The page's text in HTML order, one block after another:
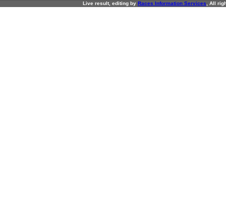
Live result, editing by Races Information Services , All